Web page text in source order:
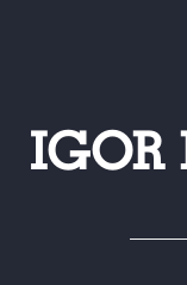
IGOR